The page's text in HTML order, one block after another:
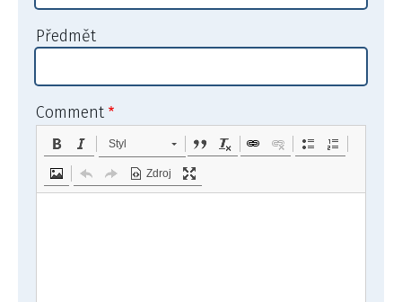
Předmět
Comment
Styl
Zdroj